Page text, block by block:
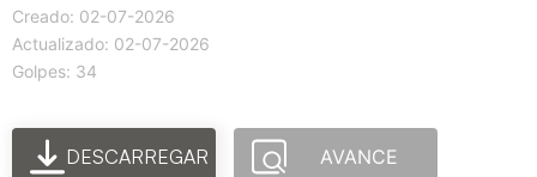
Creado: 02-07-2026
Actualizado: 02-07-2026
Golpes: 34
DESCARREGAR AVANCE